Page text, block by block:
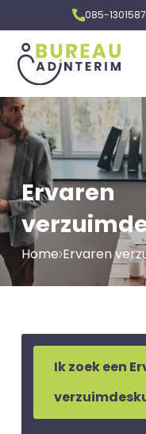
085-1301587
Ervaren
Home Ervaren
Ik zoek een